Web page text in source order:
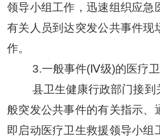
领导小组工作，迅速组织应急
有关人员到达突发公共事件现
作。
3.一般事件(Ⅳ级)的医疗
县卫生健康行政部门接到
般突发公共事件的有关指示、
即启动医疗卫生救援领导小组